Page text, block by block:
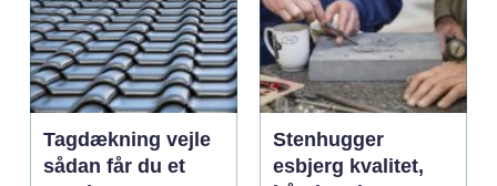
Tagdækning vejle
sådan får du et
Stenhugger
esbjerg kvalitet,